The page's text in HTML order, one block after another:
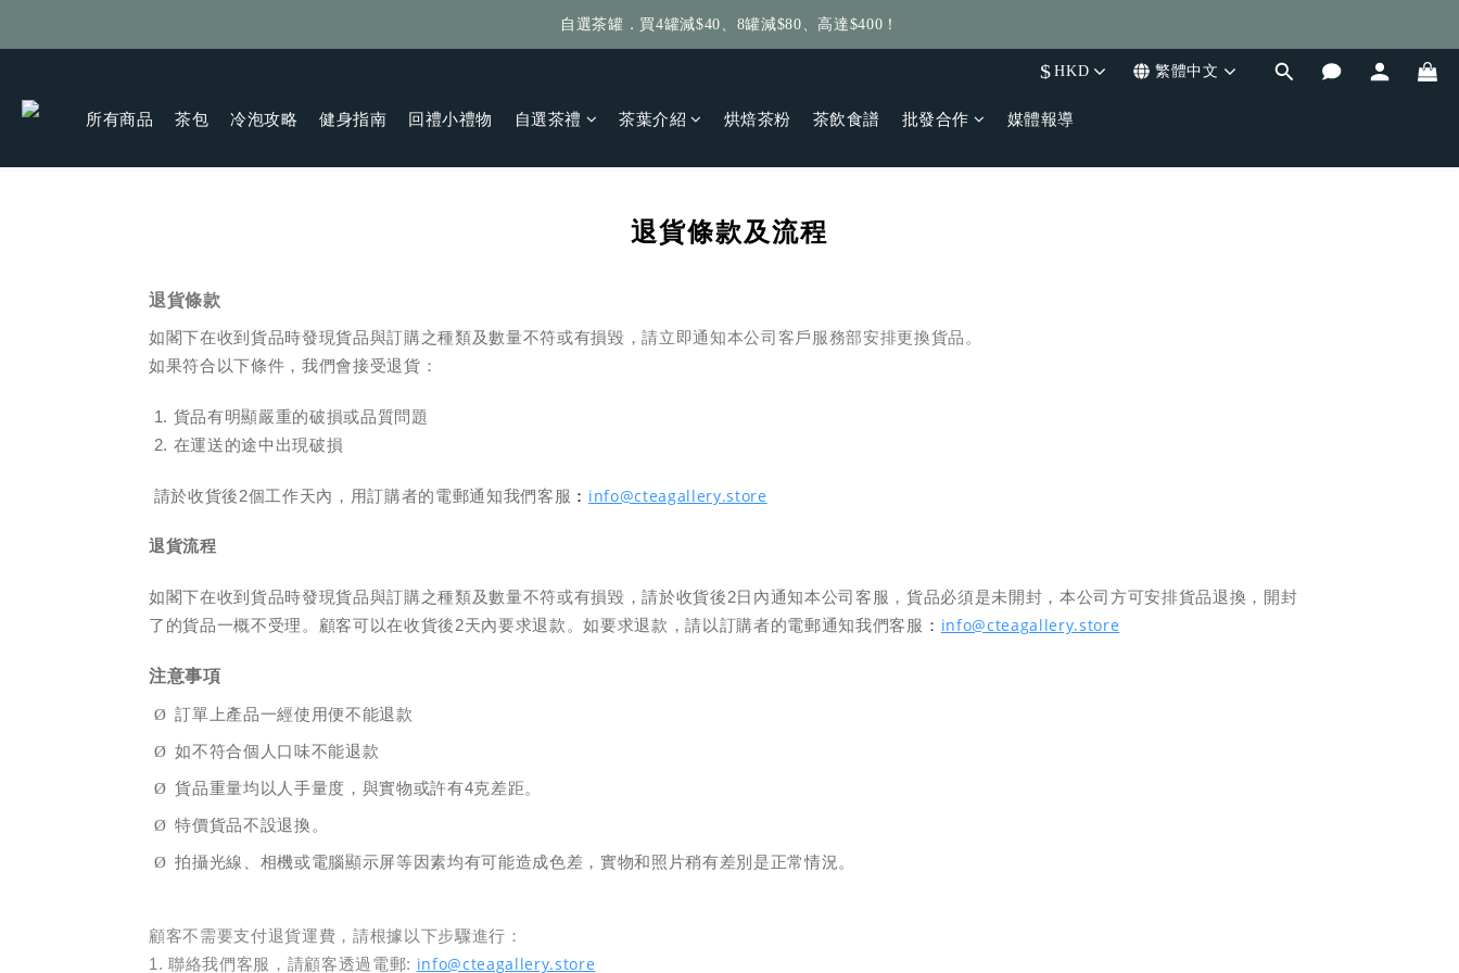
給個訂單好評，立即送你 $5 購物金！
自選茶罐．買4罐減$40、8罐減$80、高達$400！
$ HKD 繁體中文
所有商品 茶包 冷泡攻略 健身指南 回禮小禮物 自選茶禮 茶葉介紹 烘焙茶粉 茶飲食譜 批發合作 媒體報導
退貨條款及流程
退貨條款
如閣下在收到貨品時發現貨品與訂購之種類及數量不符或有損毀，請立即通知本公司客戶服務部安排更換貨品。
如果符合以下條件，我們會接受退貨：
1. 貨品有明顯嚴重的破損或品質問題
2. 在運送的途中出現破損
請於收貨後2個工作天內，用訂購者的電郵通知我們客服 ： info@cteagallery.store
退貨流程
如閣下在收到貨品時發現貨品與訂購之種類及數量不符或有損毀，請於收貨後2日內通知本公司客服，貨品必須是未開封，本公司方可安排貨品退換，開封
了的貨品一概不受理。顧客可以在收貨後2天內要求退款。如要求退款，請以訂購者的電郵通知我們客服 ： info@cteagallery.store
注意事項
Ø 訂單上產品一經使用便不能退款
Ø 如不符合個人口味不能退款
Ø 貨品重量均以人手量度，與實物或許有4克差距。
Ø 特價貨品不設退換。
Ø 拍攝光線、相機或電腦顯示屏等因素均有可能造成色差，實物和照片稍有差別是正常情況。
顧客不需要支付退貨運費，請根據以下步驟進行：
1. 聯絡我們客服，請顧客透過電郵: info@cteagallery.store